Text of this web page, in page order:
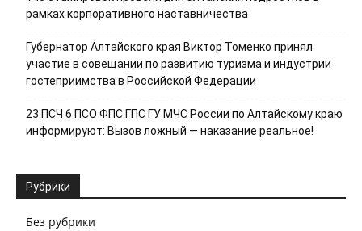
рамках корпоративного наставничества
Губернатор Алтайского края Виктор Томенко принял
участие в совещании по развитию туризма и индустрии
гостеприимства в Российской Федерации
23 ПСЧ 6 ПСО ФПС ГПС ГУ МЧС России по Алтайскому краю
информируют: Вызов ложный — наказание реальное!
Рубрики
Без рубрики